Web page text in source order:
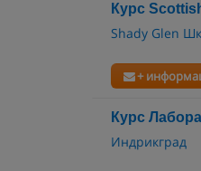
Курс
Shady Glen
+
Курс
Индрикград